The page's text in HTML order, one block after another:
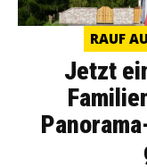
RAUF
Jetzt